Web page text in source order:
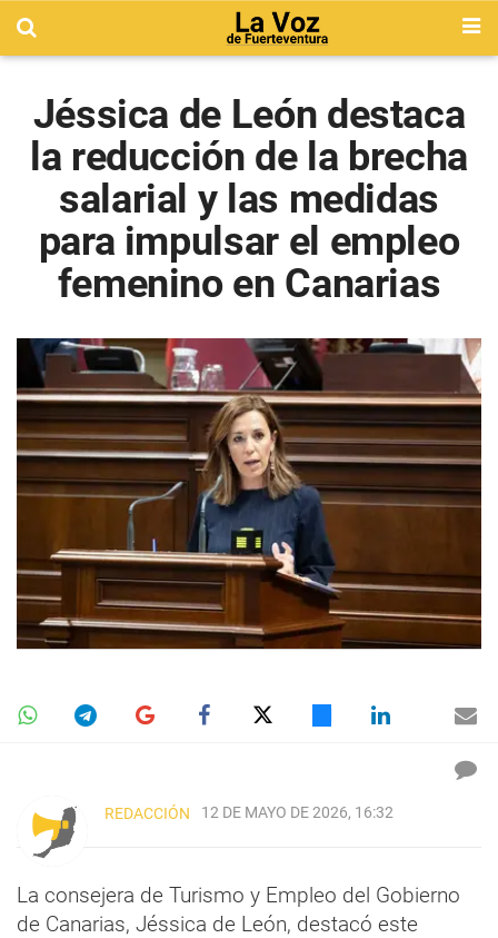
Jéssica de León destaca
la reducción de la brecha
salarial y las medidas
para impulsar el empleo
femenino en Canarias
REDACCIÓN 12 DE MAYO DE 2026, 16:32
La consejera de Turismo y Empleo del Gobierno
de Canarias, Jéssica de León, destacó este